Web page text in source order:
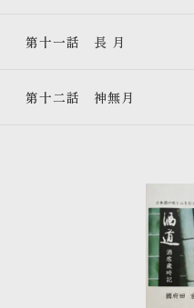
第十一話 長 月
第十二話 神無月